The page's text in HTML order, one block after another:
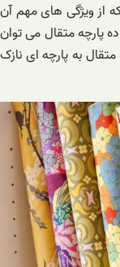
از ویژگی های مهم آن
پارچه متقال می توان
به پارچه ای نازک